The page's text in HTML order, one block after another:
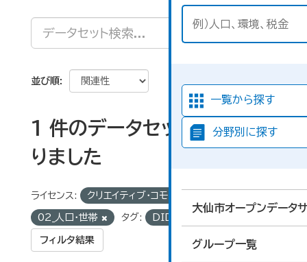
一覧から探す
分野別に探す
大仙市オープンデータ
グループ一覧
並び順
1 件のデータセットが見つか
りました
ライセンス: クリエイティブ・コモンズ 表示
02_人口・世帯 タグ: DID地区
フィルタ結果